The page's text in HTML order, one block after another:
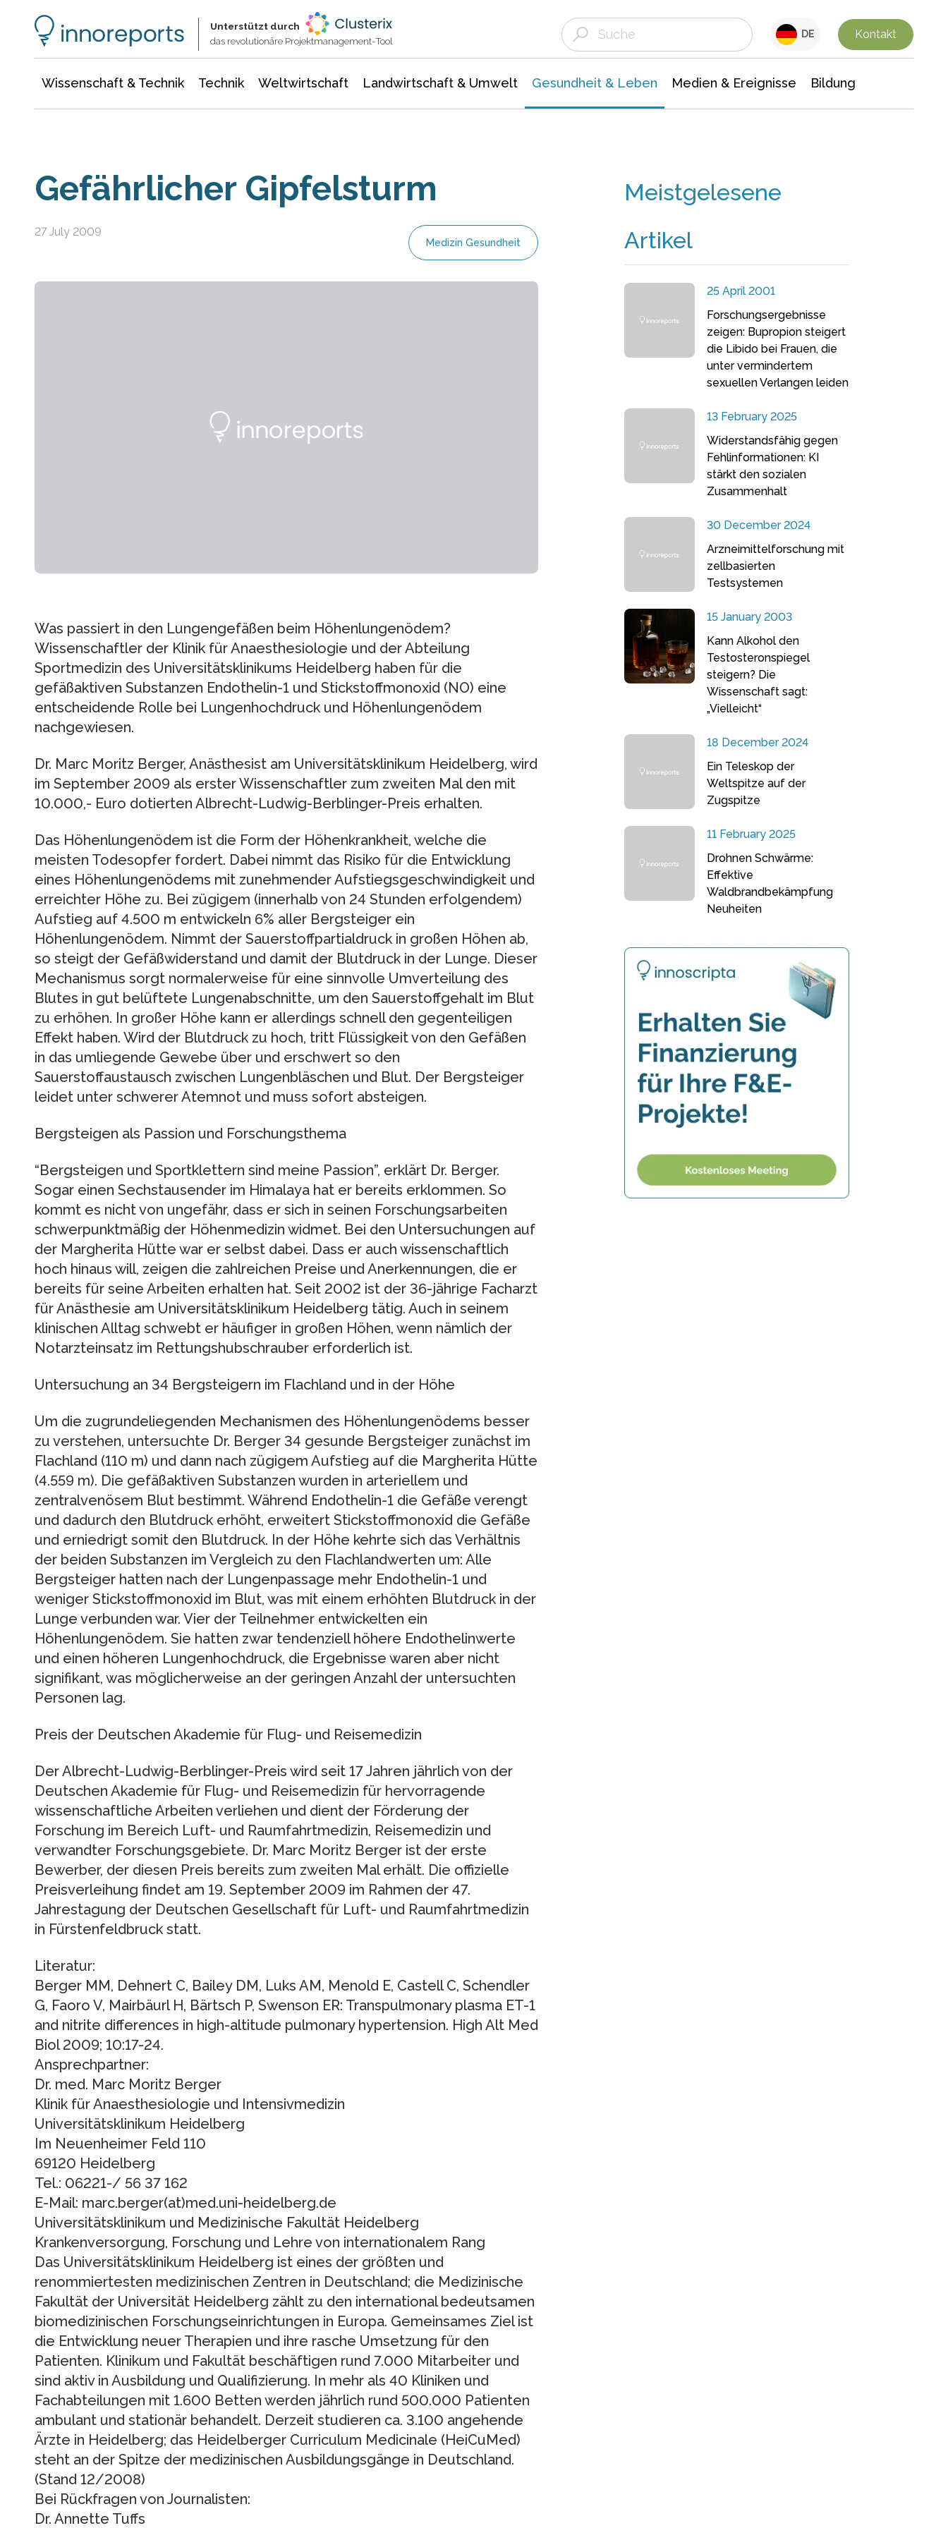
Unterstützt durch
das revolutionäre Projektmanagement-Tool
DE Kontakt
Wissenschaft & Technik Technik Weltwirtschaft Landwirtschaft & Umwelt Gesundheit & Leben Medien & Ereignisse Bildung
Gefährlicher Gipfelsturm
27 July 2009
Medizin Gesundheit
Was passiert in den Lungengefäßen beim Höhenlungenödem?
Wissenschaftler der Klinik für Anaesthesiologie und der Abteilung
Sportmedizin des Universitätsklinikums Heidelberg haben für die
gefäßaktiven Substanzen Endothelin-1 und Stickstoffmonoxid (NO) eine
entscheidende Rolle bei Lungenhochdruck und Höhenlungenödem
nachgewiesen.
Dr. Marc Moritz Berger, Anästhesist am Universitätsklinikum Heidelberg, wird
im September 2009 als erster Wissenschaftler zum zweiten Mal den mit
10.000,- Euro dotierten Albrecht-Ludwig-Berblinger-Preis erhalten.
Das Höhenlungenödem ist die Form der Höhenkrankheit, welche die
meisten Todesopfer fordert. Dabei nimmt das Risiko für die Entwicklung
eines Höhenlungenödems mit zunehmender Aufstiegsgeschwindigkeit und
erreichter Höhe zu. Bei zügigem (innerhalb von 24 Stunden erfolgendem)
Aufstieg auf 4.500 m entwickeln 6% aller Bergsteiger ein
Höhenlungenödem. Nimmt der Sauerstoffpartialdruck in großen Höhen ab,
so steigt der Gefäßwiderstand und damit der Blutdruck in der Lunge. Dieser
Mechanismus sorgt normalerweise für eine sinnvolle Umverteilung des
Blutes in gut belüftete Lungenabschnitte, um den Sauerstoffgehalt im Blut
zu erhöhen. In großer Höhe kann er allerdings schnell den gegenteiligen
Effekt haben. Wird der Blutdruck zu hoch, tritt Flüssigkeit von den Gefäßen
in das umliegende Gewebe über und erschwert so den
Sauerstoffaustausch zwischen Lungenbläschen und Blut. Der Bergsteiger
leidet unter schwerer Atemnot und muss sofort absteigen.
Bergsteigen als Passion und Forschungsthema
“Bergsteigen und Sportklettern sind meine Passion”, erklärt Dr. Berger.
Sogar einen Sechstausender im Himalaya hat er bereits erklommen. So
kommt es nicht von ungefähr, dass er sich in seinen Forschungsarbeiten
schwerpunktmäßig der Höhenmedizin widmet. Bei den Untersuchungen auf
der Margherita Hütte war er selbst dabei. Dass er auch wissenschaftlich
hoch hinaus will, zeigen die zahlreichen Preise und Anerkennungen, die er
bereits für seine Arbeiten erhalten hat. Seit 2002 ist der 36-jährige Facharzt
für Anästhesie am Universitätsklinikum Heidelberg tätig. Auch in seinem
klinischen Alltag schwebt er häufiger in großen Höhen, wenn nämlich der
Notarzteinsatz im Rettungshubschrauber erforderlich ist.
Untersuchung an 34 Bergsteigern im Flachland und in der Höhe
Um die zugrundeliegenden Mechanismen des Höhenlungenödems besser
zu verstehen, untersuchte Dr. Berger 34 gesunde Bergsteiger zunächst im
Flachland (110 m) und dann nach zügigem Aufstieg auf die Margherita Hütte
(4.559 m). Die gefäßaktiven Substanzen wurden in arteriellem und
zentralvenösem Blut bestimmt. Während Endothelin-1 die Gefäße verengt
und dadurch den Blutdruck erhöht, erweitert Stickstoffmonoxid die Gefäße
und erniedrigt somit den Blutdruck. In der Höhe kehrte sich das Verhältnis
der beiden Substanzen im Vergleich zu den Flachlandwerten um: Alle
Bergsteiger hatten nach der Lungenpassage mehr Endothelin-1 und
weniger Stickstoffmonoxid im Blut, was mit einem erhöhten Blutdruck in der
Lunge verbunden war. Vier der Teilnehmer entwickelten ein
Höhenlungenödem. Sie hatten zwar tendenziell höhere Endothelinwerte
und einen höheren Lungenhochdruck, die Ergebnisse waren aber nicht
signifikant, was möglicherweise an der geringen Anzahl der untersuchten
Personen lag.
Preis der Deutschen Akademie für Flug- und Reisemedizin
Der Albrecht-Ludwig-Berblinger-Preis wird seit 17 Jahren jährlich von der
Deutschen Akademie für Flug- und Reisemedizin für hervorragende
wissenschaftliche Arbeiten verliehen und dient der Förderung der
Forschung im Bereich Luft- und Raumfahrtmedizin, Reisemedizin und
verwandter Forschungsgebiete. Dr. Marc Moritz Berger ist der erste
Bewerber, der diesen Preis bereits zum zweiten Mal erhält. Die offizielle
Preisverleihung findet am 19. September 2009 im Rahmen der 47.
Jahrestagung der Deutschen Gesellschaft für Luft- und Raumfahrtmedizin
in Fürstenfeldbruck statt.
Literatur:
Berger MM, Dehnert C, Bailey DM, Luks AM, Menold E, Castell C, Schendler
G, Faoro V, Mairbäurl H, Bärtsch P, Swenson ER: Transpulmonary plasma ET-1
and nitrite differences in high-altitude pulmonary hypertension. High Alt Med
Biol 2009; 10:17-24.
Ansprechpartner:
Dr. med. Marc Moritz Berger
Klinik für Anaesthesiologie und Intensivmedizin
Universitätsklinikum Heidelberg
Im Neuenheimer Feld 110
69120 Heidelberg
Tel.: 06221-/ 56 37 162
E-Mail: marc.berger(at)med.uni-heidelberg.de
Universitätsklinikum und Medizinische Fakultät Heidelberg
Krankenversorgung, Forschung und Lehre von internationalem Rang
Das Universitätsklinikum Heidelberg ist eines der größten und
renommiertesten medizinischen Zentren in Deutschland; die Medizinische
Fakultät der Universität Heidelberg zählt zu den international bedeutsamen
biomedizinischen Forschungseinrichtungen in Europa. Gemeinsames Ziel ist
die Entwicklung neuer Therapien und ihre rasche Umsetzung für den
Patienten. Klinikum und Fakultät beschäftigen rund 7.000 Mitarbeiter und
sind aktiv in Ausbildung und Qualifizierung. In mehr als 40 Kliniken und
Fachabteilungen mit 1.600 Betten werden jährlich rund 500.000 Patienten
ambulant und stationär behandelt. Derzeit studieren ca. 3.100 angehende
Ärzte in Heidelberg; das Heidelberger Curriculum Medicinale (HeiCuMed)
steht an der Spitze der medizinischen Ausbildungsgänge in Deutschland.
(Stand 12/2008)
Bei Rückfragen von Journalisten:
Dr. Annette Tuffs
Meistgelesene
Artikel
25 April 2001
Forschungsergebnisse
zeigen: Bupropion steigert
die Libido bei Frauen, die
unter vermindertem
sexuellen Verlangen leiden
13 February 2025
Widerstandsfähig gegen
Fehlinformationen: KI
stärkt den sozialen
Zusammenhalt
30 December 2024
Arzneimittelforschung mit
zellbasierten
Testsystemen
15 January 2003
Kann Alkohol den
Testosteronspiegel
steigern? Die
Wissenschaft sagt:
„Vielleicht“
18 December 2024
Ein Teleskop der
Weltspitze auf der
Zugspitze
11 February 2025
Drohnen Schwärme:
Effektive
Waldbrandbekämpfung
Neuheiten